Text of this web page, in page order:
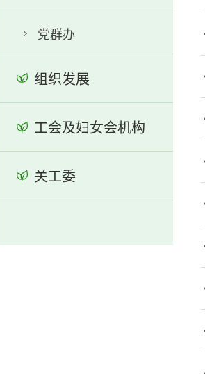
党群办
组织发展
工会及妇女会机构
关工委